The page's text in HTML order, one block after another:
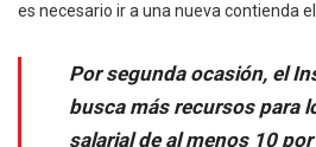
es necesario ir a una nueva contienda
Por segunda ocasión, el
busca más recursos para
salarial de al menos 10